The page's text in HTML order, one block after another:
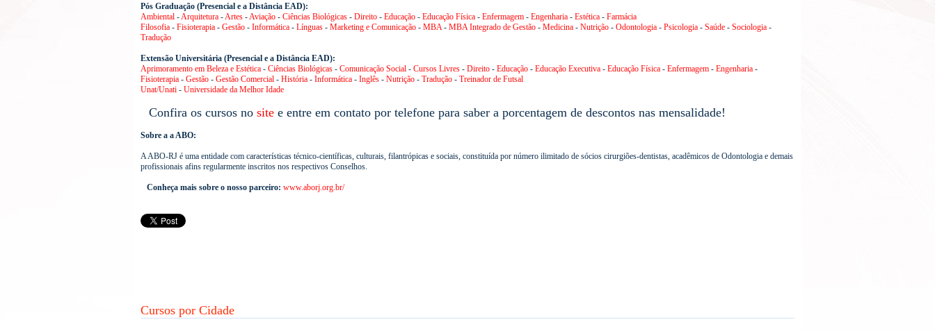
Pós Graduação (Presencial e a Distância EAD):
Ambiental- Arquitetura- Artes- Aviação- Ciências Biológicas- Direito- Educação- Educação Física- Enfermagem- Engenharia- Estética- Farmácia
Filosofia- Fisioterapia- Gestão- Informática- Línguas- Marketing e Comunicação- MBA - MBA Integrado de Gestão- Medicina- Nutrição- Odontologia- Psicologia- Saúde - Sociologia-
Tradução
Extensão Universitária (Presencial e a Distância EAD):
Aprimoramento em Beleza e Estética- Ciências Biológicas- Comunicação Social - Cursos Livres- Direito- Educação- Educação Executiva- Educação Física- Enfermagem- Engenharia-
Fisioterapia- Gestão- Gestão Comercial- História- Informática- Inglês- Nutrição- Tradução- Treinador de Futsal
Unat/Unati- Universidade da Melhor Idade
Confira os cursos no sitee entre em contato por telefone para saber a porcentagem de descontos nas mensalidade!
Sobre a a ABO:
A ABO-RJ é uma entidade com características técnico-científicas, culturais, filantrópicas e sociais, constituída por número ilimitado de sócios cirurgiões-dentistas, acadêmicos de Odontologia e demais
profissionais afins regularmente inscritos nos respectivos Conselhos.
Conheça mais sobre o nosso parceiro: www.aborj.org.br/
Cursos por Cidade